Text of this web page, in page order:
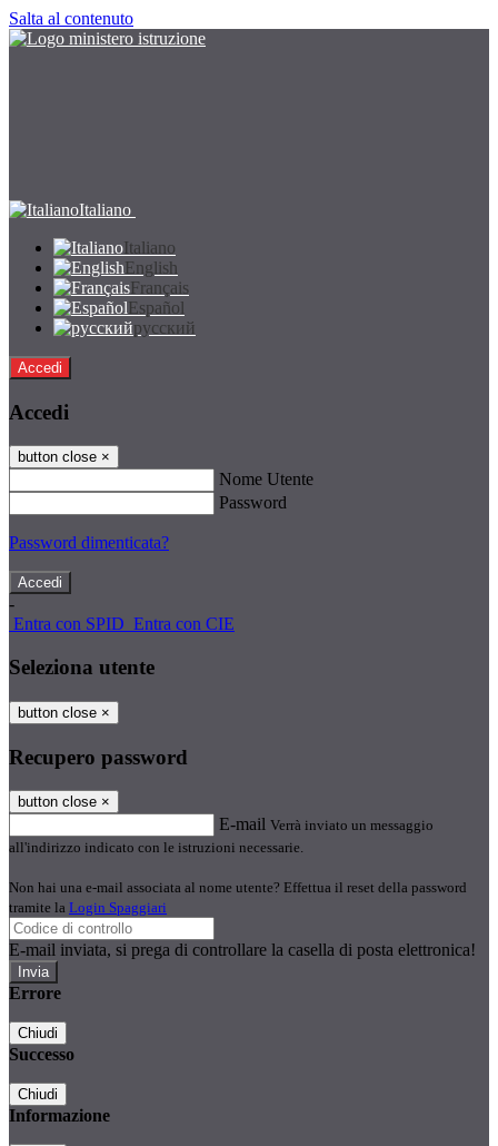
Salta al contenuto
Italiano
Italiano
English
Français
Español
русский
Accedi
Accedi
button close ×
Nome Utente
Password
Password dimenticata?
-
Entra con SPID Entra con CIE
Seleziona utente
button close ×
Recupero password
button close ×
E-mail Verrà inviato un messaggio
all'indirizzo indicato con le istruzioni necessarie.
Non hai una e-mail associata al nome utente? Effettua il reset della password
tramite la Login Spaggiari
E-mail inviata, si prega di controllare la casella di posta elettronica!
Errore
Chiudi
Successo
Chiudi
Informazione